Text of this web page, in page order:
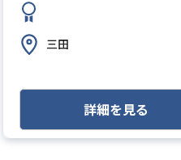
三田
詳細を見る